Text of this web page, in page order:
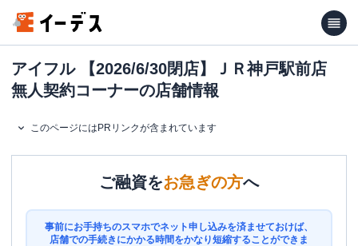
アイフル 【2026/6/30閉店】ＪＲ神戸駅前店
無人契約コーナーの店舗情報
このページにはPRリンクが含まれています
ご融資をお急ぎの方へ
事前にお手持ちのスマホでネット申し込みを済ませておけば、
店舗での手続きにかかる時間をかなり短縮することができま